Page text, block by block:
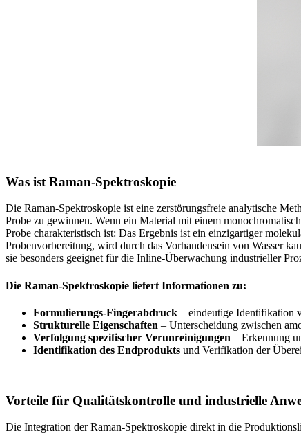
Was ist Raman-Spektroskopie
Die Raman-Spektroskopie ist eine zerstörungsfreie analytische
Probe zu gewinnen. Wenn ein Material mit einem
Probe charakteristisch ist: Das Ergebnis ist ein einzigartiger
Probenvorbereitung, wird durch das Vorhandensein von Wasser
sie besonders geeignet für die Inline-Überwachung industrieller
Die Raman-Spektroskopie liefert Informationen zu:
Formulierungs-Fingerabdruck – eindeutige Identifikation
Strukturelle Eigenschaften – Unterscheidung zwischen
Verfolgung spezifischer Verunreinigungen – Erkennung
Identifikation des Endprodukts und Verifikation der
Vorteile für Qualitätskontrolle und industrielle
Die Integration der Raman-Spektroskopie direkt in die